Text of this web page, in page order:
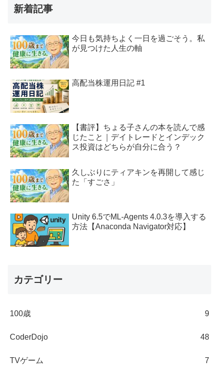
新着記事
今日も気持ちよく一日を過ごそう。私
が見つけた人生の軸
高配当株運用日記 #1
【書評】ちょる子さんの本を読んで感
じたこと｜デイトレードとインデック
ス投資はどちらが自分に合う？
久しぶりにティアキンを再開して感じ
た「すごさ」
Unity 6.5でML-Agents 4.0.3を導入する
方法【Anaconda Navigator対応】
カテゴリー
100歳 9
CoderDojo 48
TVゲーム 7